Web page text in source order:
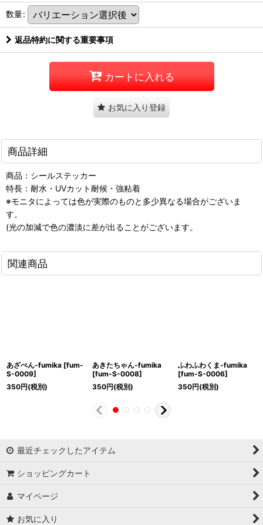
数量:
返品特約に関する重要事項
カートに入れる
お気に入り登録
商品詳細
商品：シールステッカー
特長：耐水・UVカット耐候・強粘着
※モニタによっては色が実際のものと多少異なる場合がございま
す。
(光の加減で色の濃淡に差が出ることがございます。
関連商品
あざぺん-fumika [fum-
S-0009]
350円(税別)
あきたちゃん-fumika
[fum-S-0008]
350円(税別)
ふわふわくま-fumika
[fum-S-0006]
350円(税別)
最近チェックしたアイテム
ショッピングカート
マイページ
お気に入り